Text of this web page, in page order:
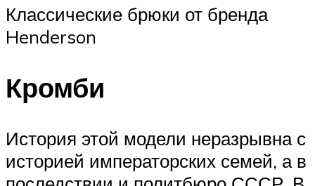
Классические брюки от бренда
Henderson
Кромби
История этой модели неразрывна с
историей императорских семей, а в